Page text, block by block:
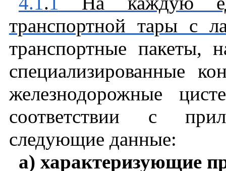
транспортной тары с
транспортные пакеты,
специализированные
железнодорожные
соответствии с
следующие данные:
а) характеризующие